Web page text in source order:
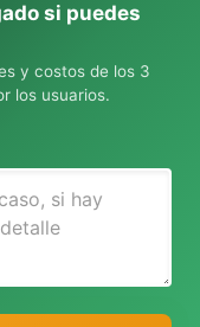
si puedes
y costos de los 3
los usuarios.